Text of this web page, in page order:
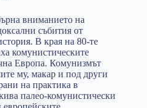
вниманието на
събития от
В края на 80-те
комунистическите
Европа. Комунизмът
му, макар и под други
на практика в
палео-комунистически